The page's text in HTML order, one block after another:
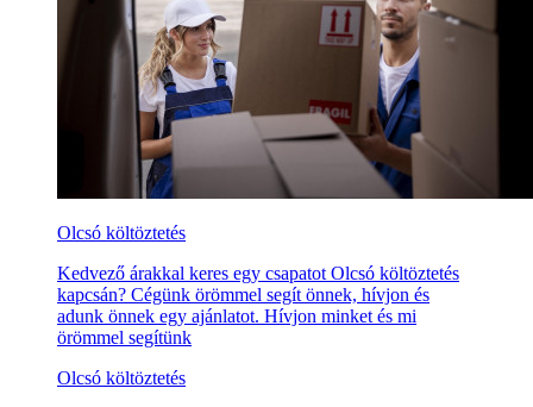
Olcsó költöztetés
Kedvező árakkal keres egy csapatot Olcsó költöztetés
kapcsán? Cégünk örömmel segít önnek, hívjon és
adunk önnek egy ajánlatot. Hívjon minket és mi
örömmel segítünk
Olcsó költöztetés